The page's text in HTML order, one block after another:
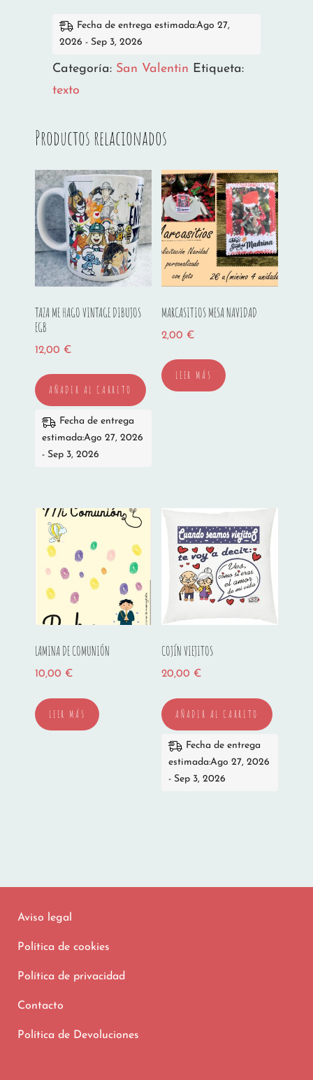
REPUNANTE
cantidad
Fecha de entrega estimada:Ago 27,
2026 - Sep 3, 2026
Categoría: San Valentin Etiqueta:
texto
Productos relacionados
TAZA ME HAGO VINTAGE DIBUJOS
EGB
12,00 €
AÑADIR AL CARRITO
Fecha de entrega
estimada:Ago 27, 2026
- Sep 3, 2026
MARCASITIOS MESA NAVIDAD
2,00 €
LEER MÁS
LAMINA DE COMUNIÓN
10,00 €
LEER MÁS
COJÍN VIEJITOS
20,00 €
AÑADIR AL CARRITO
Fecha de entrega
estimada:Ago 27, 2026
- Sep 3, 2026
Aviso legal
Política de cookies
Política de privacidad
Contacto
Política de Devoluciones